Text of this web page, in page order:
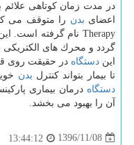
در مدت زمان كوتاهی علائم
اعضای بدن را متوقف می
Therapy نام گرفته است. این
گردد و محرك های الكتریكی
این دستگاه در حقیقت روی
تا بیمار بتواند كنترل بدن
دستگاه درمان بیماری
آن را بهبود می بخشد.
1396/11/08
13:44:12